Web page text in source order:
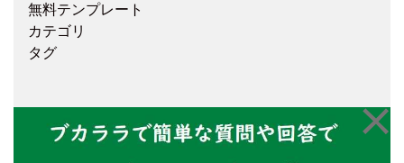
無料テンプレート
カテゴリ
タグ